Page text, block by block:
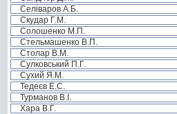
Селіваров А.Б.
Скудар Г.М.
Солошенко М.П.
Стельмашенко В.П.
Столар В.М.
Сулковський П.Г.
Сухий Я.М.
Тедеєв Е.С.
Турманов В.І.
Хара В.Г.